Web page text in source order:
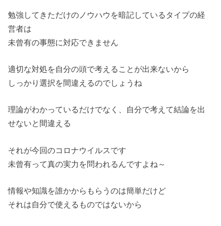
勉強してきただけのノウハウを暗記しているタイプの経
営者は
未曾有の事態に対応できません
適切な対処を自分の頭で考えることが出来ないから
しっかり選択を間違えるのでしょうね
理論がわかっているだけでなく、自分で考えて結論を出
せないと間違える
それが今回のコロナウイルスです
未曾有って真の実力を問われるんですよね～
情報や知識を誰かからもらうのは簡単だけど
それは自分で使えるものではないから